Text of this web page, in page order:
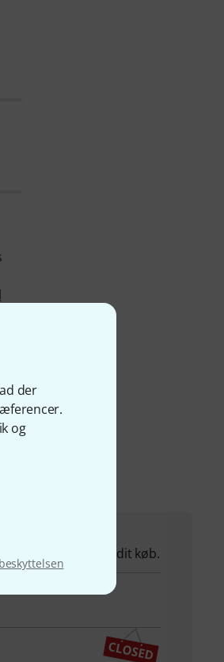
der
og
problemer efter dit køb.